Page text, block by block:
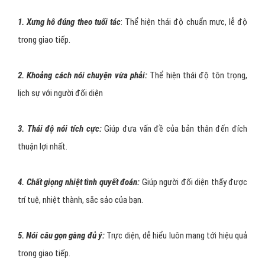
1. Xưng hô đúng theo tuổi tác: Thể hiện thái độ chuẩn mực, lễ độ
trong giao tiếp.
2. Khoảng cách nói chuyện vừa phải: Thể hiện thái độ tôn trọng,
lịch sự với người đối diện
3. Thái độ nói tích cực:Giúp đưa vấn đề của bản thân đến đích
thuận lợi nhất.
4. Chất giọng nhiệt tình quyết đoán: Giúp người đối diện thấy được
trí tuệ, nhiệt thành, sắc sảo của bạn.
5. Nói câu gọn gàng đủ ý: Trực diện, dễ hiểu luôn mang tới hiệu quả
trong giao tiếp.